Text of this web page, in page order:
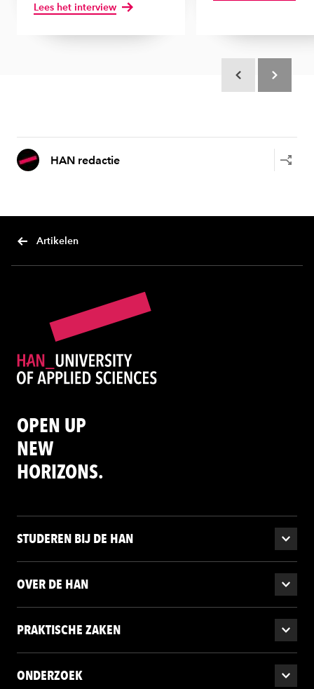
Lees het interview
HAN redactie
Artikelen
OPEN UP
NEW
HORIZONS.
STUDEREN BIJ DE HAN
OVER DE HAN
PRAKTISCHE ZAKEN
ONDERZOEK